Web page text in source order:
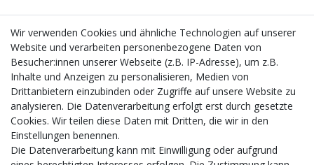
CMS-Softwaresystems zur digitalen Optimierung
von Geschäftsprozessen
Mit dem vorgenannten Projekt, welches im Zeitraum vom
20.12.2023 bis zum 29.02.2024 im Rahmen des
Förderprogrammes Digitalisierung Zuschuss EFRE 2021
bis 2027 umgesetzt wird, möchten wir in die Anschaffung
eines Content-Management-Systems (CMS-
Wir verwenden Cookies und ähnliche Technologien auf unserer
Website und verarbeiten personenbezogene Daten von
Besucher:innen unserer Webseite (z.B. IP-Adresse), um z.B.
Inhalte und Anzeigen zu personalisieren, Medien von
Drittanbietern einzubinden oder Zugriffe auf unsere Website zu
analysieren. Die Datenverarbeitung erfolgt erst durch gesetzte
Cookies. Wir teilen diese Daten mit Dritten, die wir in den
Einstellungen benennen.
Die Datenverarbeitung kann mit Einwilligung oder aufgrund